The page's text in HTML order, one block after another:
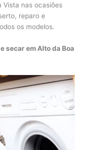
Vista nas ocasiões
reparo e
os modelos.
secar em Alto da Boa